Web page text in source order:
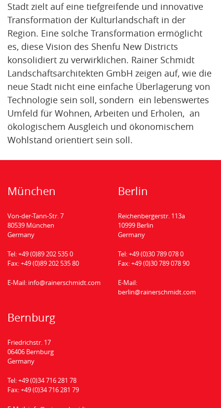
Stadt zielt auf eine tiefgreifende und innovative
Transformation der Kulturlandschaft in der
Region. Eine solche Transformation ermöglicht
es, diese Vision des Shenfu New Districts
konsolidiert zu verwirklichen. Rainer Schmidt
Landschaftsarchitekten GmbH zeigen auf, wie die
neue Stadt nicht eine einfache Überlagerung von
Technologie sein soll, sondern ein lebenswertes
Umfeld für Wohnen, Arbeiten und Erholen, an
ökologischem Ausgleich und ökonomischem
Wohlstand orientiert sein soll.
München
Von-der-Tann-Str. 7
80539 München
Germany
Tel:+49 (0)89 202 535 0
Fax:+49 (0)89 202 535 80
E-Mail: info@rainerschmidt.com
Berlin
Reichenbergerstr. 113a
10999 Berlin
Germany
Tel:+49 (0)30 789 078 0
Fax:+49 (0)30 789 078 90
E-Mail:
berlin@rainerschmidt.com
Bernburg
Friedrichstr. 17
06406 Bernburg
Germany
Tel:+49 (0)34 716 281 78
Fax:+49 (0)34 716 281 79